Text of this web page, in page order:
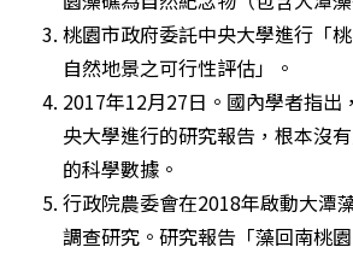
桃園市政府委託中央大學進行「
自然地景之可行性評估」。
2017年12月27日。國內學者指出
央大學進行的研究報告，根本沒
的科學數據。
行政院農委會在2018年啟動大潭
調查研究。研究報告「藻回南桃